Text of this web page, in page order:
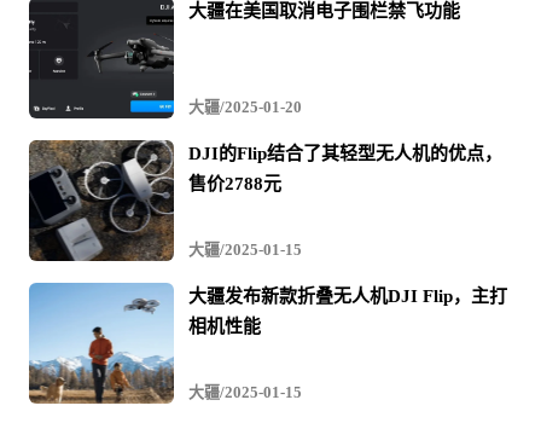
大疆在美国取消电子围栏禁飞功能
大疆/2025-01-20
DJI的Flip结合了其轻型无人机的优点，
售价2788元
大疆/2025-01-15
大疆发布新款折叠无人机DJI Flip，主打
相机性能
大疆/2025-01-15